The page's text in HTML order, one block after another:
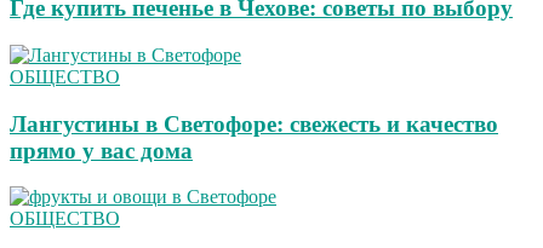
Где купить печенье в Чехове: советы по выбору
ОБЩЕСТВО
Лангустины в Светофоре: свежесть и качество
прямо у вас дома
ОБЩЕСТВО